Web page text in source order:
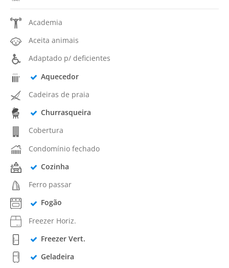
Academia
Aceita animais
Adaptado p/ deficientes
Aquecedor
Cadeiras de praia
Churrasqueira
Cobertura
Condomínio fechado
Cozinha
Ferro passar
Fogão
Freezer Horiz.
Freezer Vert.
Geladeira